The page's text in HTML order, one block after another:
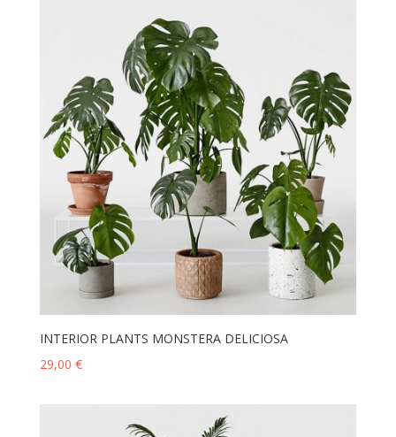
INTERIOR PLANTS MONSTERA DELICIOSA
29,00 €